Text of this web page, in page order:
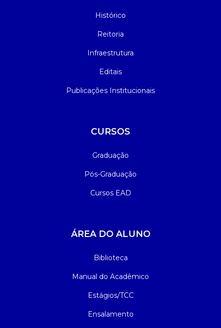
Histórico
Reitoria
Infraestrutura
Editais
Publicações Institucionais
CURSOS
Graduação
Pós-Graduação
Cursos EAD
ÁREA DO ALUNO
Biblioteca
Manual do Acadêmico
Estágios/TCC
Ensalamento